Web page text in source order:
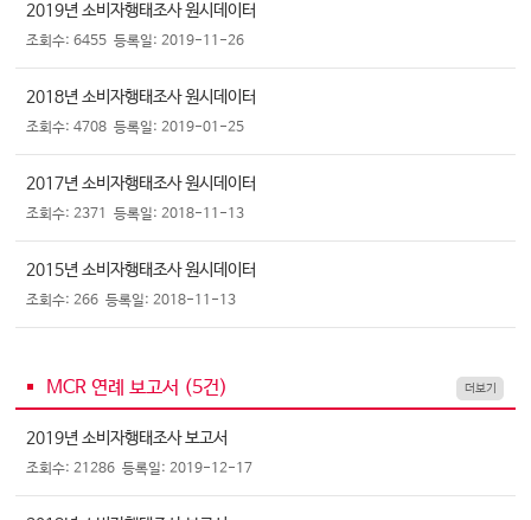
2019년 소비자행태조사 원시데이터
조회수: 6455 등록일: 2019-11-26
2018년 소비자행태조사 원시데이터
조회수: 4708 등록일: 2019-01-25
2017년 소비자행태조사 원시데이터
조회수: 2371 등록일: 2018-11-13
2015년 소비자행태조사 원시데이터
조회수: 266 등록일: 2018-11-13
MCR 연례 보고서 (5건) 더보기
2019년 소비자행태조사 보고서
조회수: 21286 등록일: 2019-12-17